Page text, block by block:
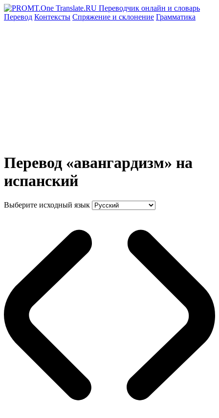
Перевод Контексты Спряжение и склонение Грамматика
Перевод «авангардизм» на
испанский
Выберите исходный язык